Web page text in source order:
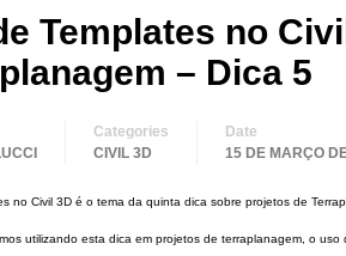
Templates no
– Dica 5
Categories
CIVIL 3D
Date
15 DE MARÇO
no Civil 3D é o tema da quinta dica sobre projetos de
utilizando esta dica em projetos de terraplanagem, o